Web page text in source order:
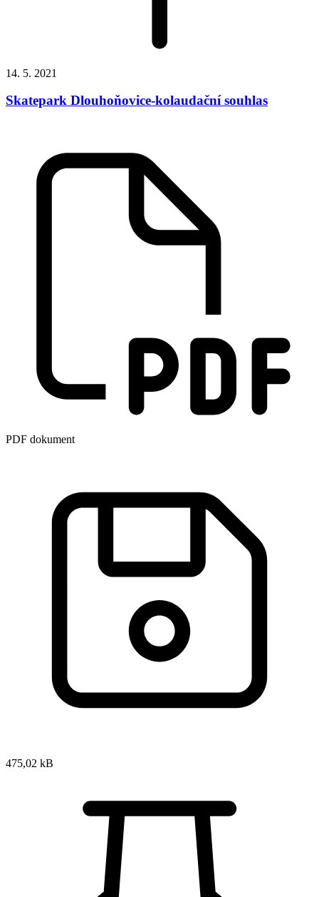
14. 5. 2021
Skatepark Dlouhoňovice-kolaudační souhlas
PDF dokument
475,02 kB